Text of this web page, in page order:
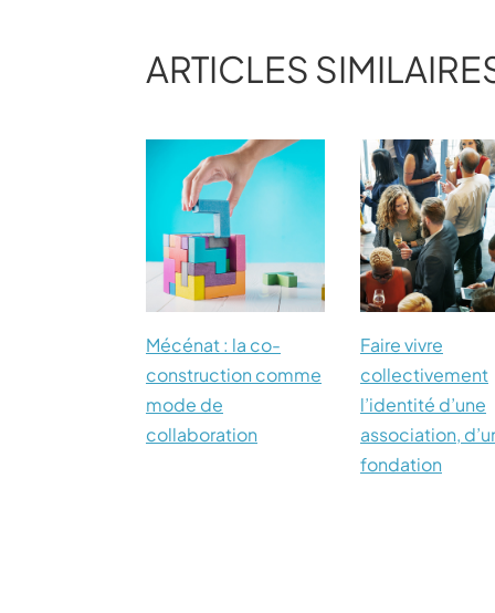
ARTICLES
Mécénat : la co-
construction comme
mode de
collaboration
Faire vivre
collectivement
l’identité d’une
association,
fondation